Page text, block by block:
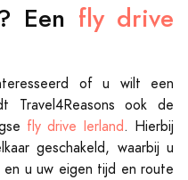
Een fly drive
of u wilt een
Travel4Reasons ook de
fly drive Ierland. Hierbij
geschakeld, waarbij u
u uw eigen tijd en route